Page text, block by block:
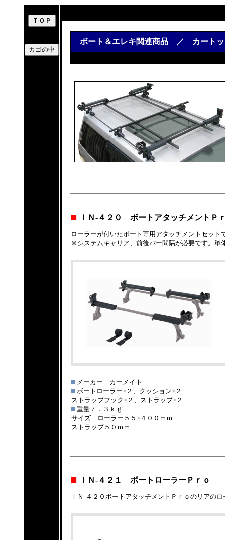
ボート＆エレキ関連商品 ／ カートッ
ＩＮ-４２０ ボートアタッチメントＰ
ローラーが付いたボート専用アタッチメントセッ
※システムキャリア、前後バー間隔が必要です。単
メーカー カーメイト
ボートローラー×２、クッション×２
ストラップフック×２、ストラップ×２
重量７．３ｋｇ
サイズ ローラー５５×４００ｍｍ
ストラップ５０ｍｍ
ＩＮ-４２１ ボートローラーＰｒｏ
ＩＮ-４２０ボートアタッチメントＰｒｏのリアの